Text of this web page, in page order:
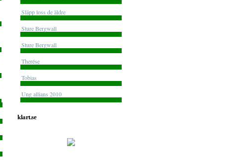
Släpp loss de äldre
Sture Bergwall
Sture Bergwall
Therése
Tobias
Ung allians 2010
klart.se